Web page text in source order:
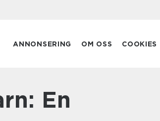
ANNONSERING OM OSS COOKIES